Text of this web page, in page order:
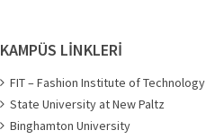
KAMPÜS LİNKLERİ
FIT – Fashion Institute of Technology
State University at New Paltz
Binghamton University